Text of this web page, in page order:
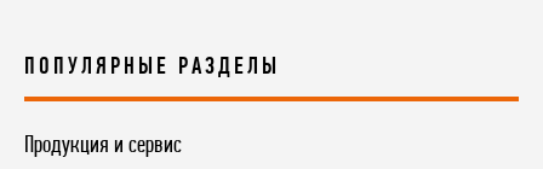
ПОПУЛЯРНЫЕ РАЗДЕЛЫ
Продукция и сервис